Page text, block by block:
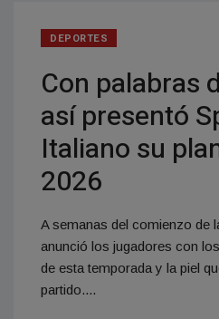
DEPORTES
Con palabras
así presentó
Italiano su
2026
A semanas del comienzo de
anunció los jugadores con
de esta temporada y la piel
partido....